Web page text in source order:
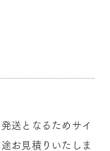
送となるためサイ
お見積りいたしま